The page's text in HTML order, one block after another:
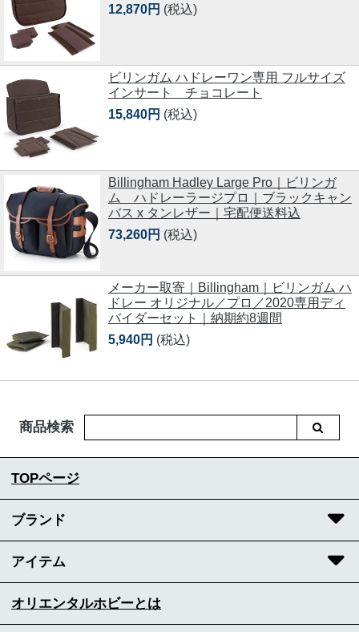
12,870円 (税込)
ビリンガム ハドレーワン専用 フルサイズ
インサート チョコレート
15,840円 (税込)
Billingham Hadley Large Pro｜ビリンガ
ム ハドレーラージプロ｜ブラックキャン
バス x タンレザー｜宅配便送料込
73,260円 (税込)
メーカー取寄｜Billingham｜ビリンガム ハ
ドレー オリジナル／プロ／2020専用ディ
バイダーセット｜納期約8週間
5,940円 (税込)
商品検索
TOPページ
ブランド
アイテム
オリエンタルホビーとは